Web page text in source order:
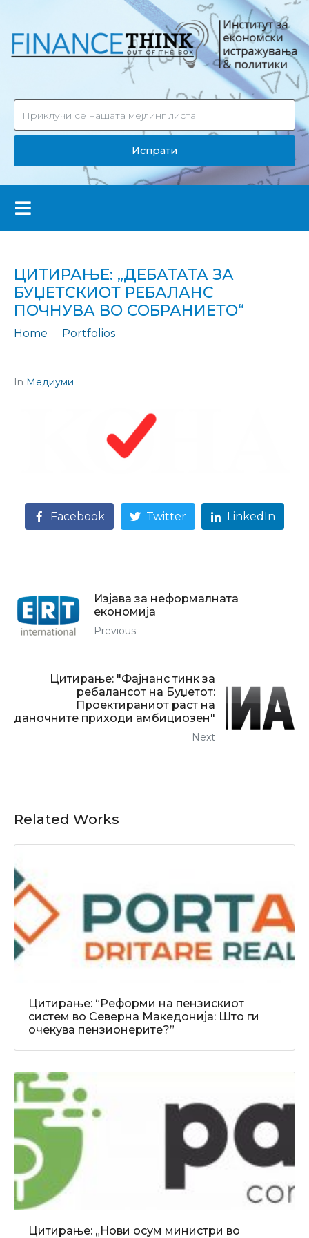
Испрати
ЦИТИРАЊЕ: „ДЕБАТАТА ЗА
БУЏЕТСКИОТ РЕБАЛАНС
ПОЧНУВА ВО СОБРАНИЕТО“
Home
Portfolios
In Медиуми
Facebook Twitter LinkedIn
Изјава за неформалната
економија
Previous
Цитирање: "Фајнанс тинк за
ребалансот на Буџетот:
Проектираниот раст на
даночните приходи амбициозен"
Next
Related Works
Цитирање: “Реформи на пензискиот
систем во Северна Македонија: Што ги
очекува пензионерите?”
Цитирање: „Нови осум министри во